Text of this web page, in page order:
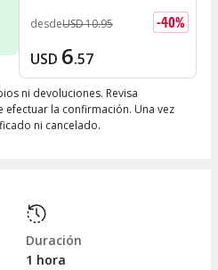
desdeUSD10.95 -40%
USD 6.57
ni devoluciones. Revisa
la confirmación. Una vez
ni cancelado.
Duración
1 hora